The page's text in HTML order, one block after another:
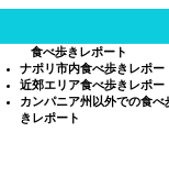
食べ歩きレポート
ナポリ市内食べ歩きレポー
近郊エリア食べ歩きレポー
カンパニア州以外での食べ
きレポート